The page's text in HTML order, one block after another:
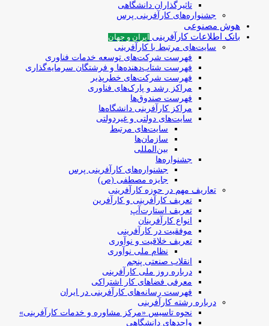
تاثیرگذاران دانشگاهی
جشنواره‌های کارآفرینی‌ پرس
هوش مصنوعی
بانک اطلاعات کارآفرینی
ایران و جهان
سایت‌های مرتبط با کارآفرینی
فهرست شرکت‌های‌‌ توسعه‌ خدمات فناوری
فهرست شتاب‌دهنده‌ها‌ و فرشتگان‌ سرمایه‌گذاری
فهرست شرکت‌های خطرپذیر
مراکز رشد و پارک‌های فناوری
فهرست صندوق‌ها
مراکز کارآفرینی دانشگاه‌ها
سایت‌های دولتی و غیردولتی
سایت‌های مرتبط
سازمان‌ها
بین‌المللی
جشنواره‌ها
جشنواره‌های کارآفرینی‌ پرس
جایزه مصطفی (ص)
تعاریف مهم در حوزه کارآفرینی
تعریف کارآفرینی و کارآفرین
تعریف استارت‌آپ
انواع کارآفرینان
موفقیت در کارآفرینی
تعریف خلاقیت و نوآوری
نظام ملی نوآوری
انقلاب صنعتی پنجم
درباره روز ملی کارآفرینی
معرفی فضاهای کار اشتراکی
فهرست رسانه‌های کارآفرینی در ایران
درباره رشته کارآفرینی
نحوه تاسیس «مرکز مشاوره و خدمات کارآفرینی»
واحدهای دانشگاهی